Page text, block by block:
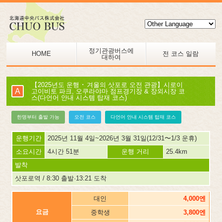
HOME
정기관광버스에
대하여
전 코스 일람
A
【2025년도 운행 ･ 겨울의 삿포로 오전 관광】시로이
고이비토 파크, 오쿠라야마 점프경기장 & 장외시장 코
스(다언어 안내 시스템 탑재 코스)
한명부터 출발 가능 오전 코스 다언어 안내 시스템 탑재 코스
운행기간
2025년 11월 4일~2026년 3월 31일(12/31〜1/3 운휴)
소요시간
4시간 51분 운행 거리
25.4km
발착
삿포로역 / 8:30 출발·13:21 도착
요금
대인
4,000엔
중학생
3,800엔